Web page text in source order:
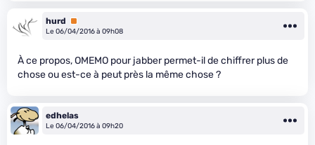
hurd
Premium
Le 06/04/2016 à 09h08
À ce propos, OMEMO pour jabber permet-il de chiffrer plus de
chose ou est-ce à peut près la même chose ?
edhelas
Le 06/04/2016 à 09h20